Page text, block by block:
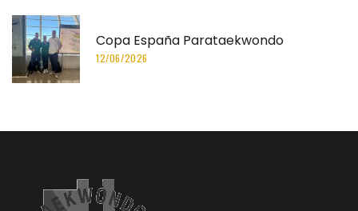
Copa España Parataekwondo
12/06/2026